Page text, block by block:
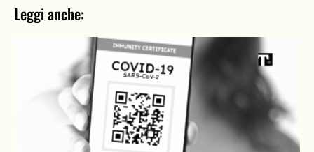
Leggi anche: